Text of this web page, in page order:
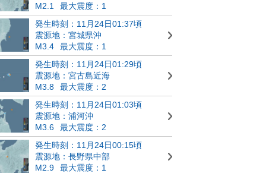
M2.1
最大震度：1
発生時刻：11月24日01:37頃
震源地：宮城県沖
M3.4
最大震度：1
発生時刻：11月24日01:29頃
震源地：宮古島近海
M3.8
最大震度：2
発生時刻：11月24日01:03頃
震源地：浦河沖
M3.6
最大震度：2
発生時刻：11月24日00:15頃
震源地：長野県中部
M2.9
最大震度：1